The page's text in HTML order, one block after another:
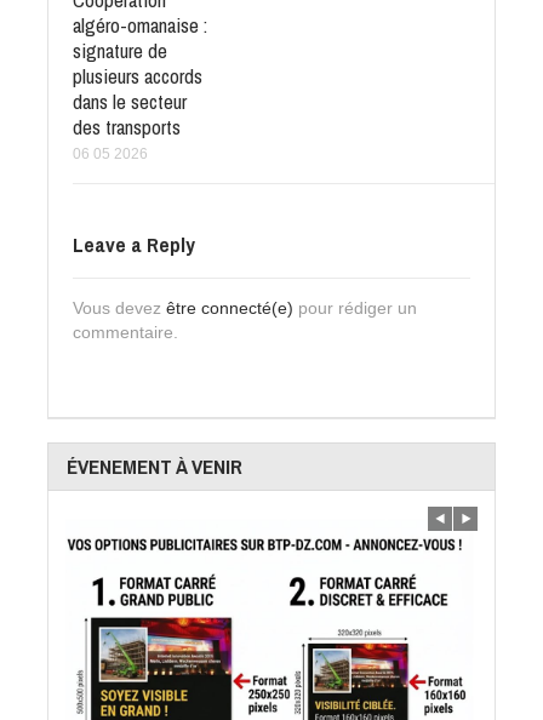
algéro-omanaise :
signature de
plusieurs accords
dans le secteur
des transports
06 05 2026
Leave a Reply
Vous devez être connecté(e) pour rédiger un
commentaire.
ÉVENEMENT À VENIR